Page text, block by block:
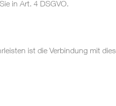
in Art. 4 DSGVO.
ist die Verbindung mit